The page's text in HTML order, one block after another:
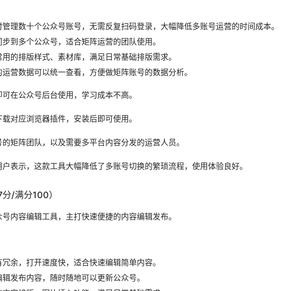
码、内容违规检测、AI标题打分、定时群发等独家功能，全方位满足新媒体运
学习即可快速上手，所有功能都嵌入微信公众号后台，不用额外跳转其他平台。
下载安装插件，直接在公众号后台即可使用所有功能。
及需要快速生成营销文案的用户。
助手后，内容产出效率提升了3-5倍，排版美观度也显著提升，是公众号运营
分/满分100）
的公众号运营工具，适合运营多个公众号的团队使用。
理数十个公众号账号，无需反复扫码登录，大幅降低多账号运营的时间成本。
的排版样式、素材库，满足日常基础排版需求。
营数据可以统一查看，方便做矩阵账号的数据分析。